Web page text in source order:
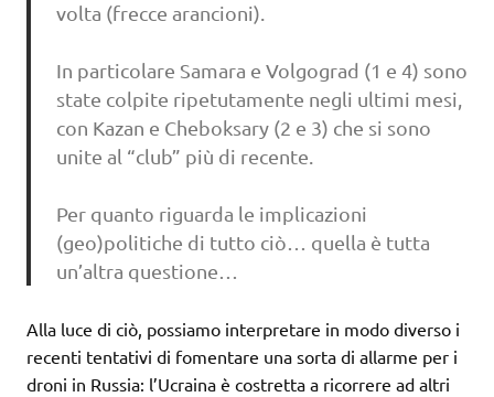
volta (frecce arancioni).
In particolare Samara e Volgograd (1 e 4) sono
state colpite ripetutamente negli ultimi mesi,
con Kazan e Cheboksary (2 e 3) che si sono
unite al “club” più di recente.
Per quanto riguarda le implicazioni
(geo)politiche di tutto ciò… quella è tutta
un’altra questione…
Alla luce di ciò, possiamo interpretare in modo diverso i
recenti tentativi di fomentare una sorta di allarme per i
droni in Russia: l’Ucraina è costretta a ricorrere ad altri